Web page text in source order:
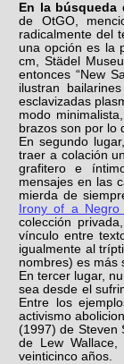
En la búsqueda
de OtGO,
radicalmente del
una opción es la
cm, Städel
entonces “New
ilustran
esclavizadas
modo
brazos son por lo
En segundo
traer a colación
grafitero e
mensajes en las
mierda de
Irony of a Negro
colección
vínculo entre
igualmente al
nombres) es más
En tercer lugar,
sea desde el
Entre los
activismo
(1997) de Steven
de Lew Wallace,
veinticinco años.